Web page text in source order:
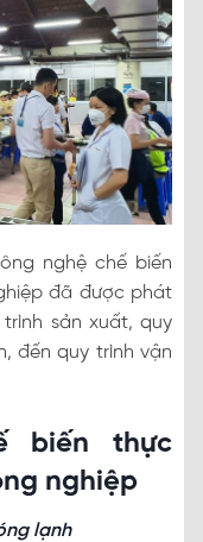
nghệ chế biến
đã được phát
sản xuất, quy
đến quy trình vận
biến thực
nghiệp
lạnh